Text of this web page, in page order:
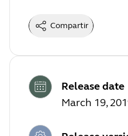
Compartir
Release date
March 19,